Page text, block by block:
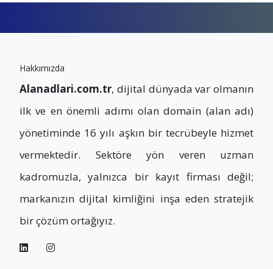
Hakkımızda
Alanadlari.com.tr, dijital dünyada var olmanın
ilk ve en önemli adımı olan domain (alan adı)
yönetiminde 16 yılı aşkın bir tecrübeyle hizmet
vermektedir. Sektöre yön veren uzman
kadromuzla, yalnızca bir kayıt firması değil;
markanızın dijital kimliğini inşa eden stratejik
bir çözüm ortağıyız.